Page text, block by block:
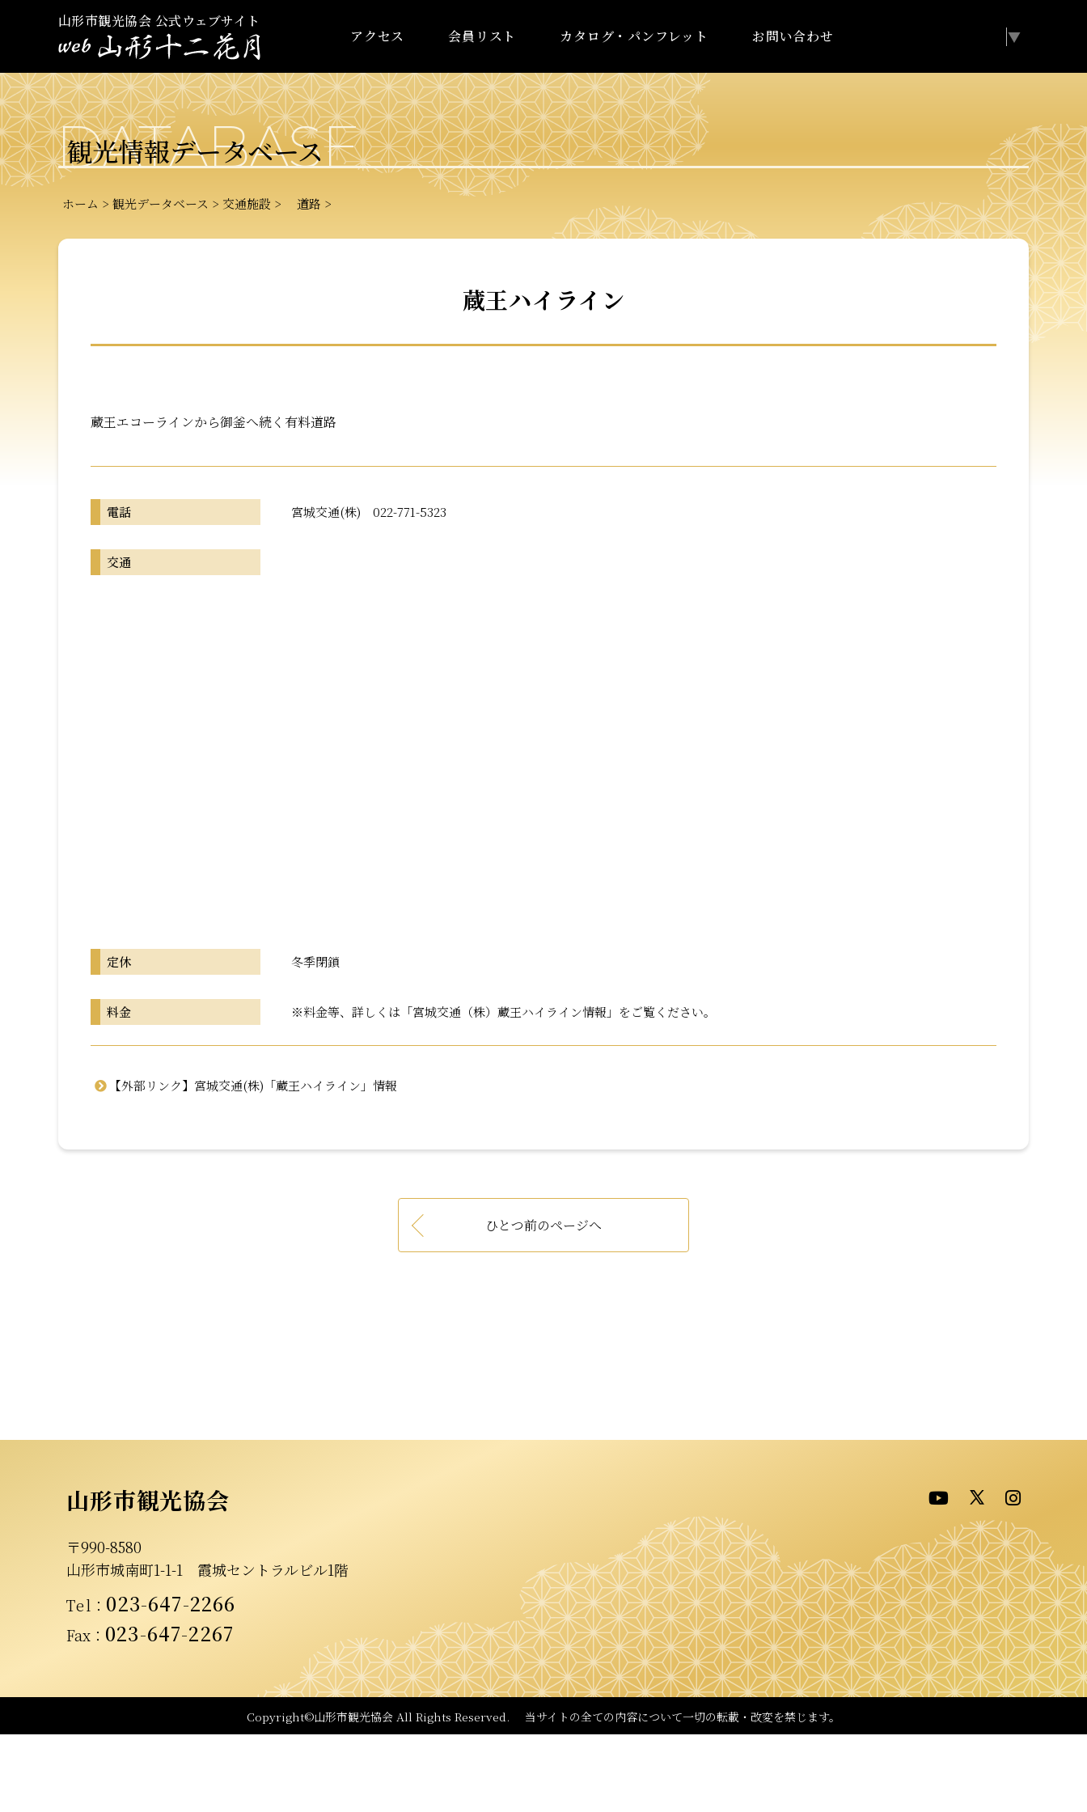
山形市観光協会 公式ウェブサイト
▼
アクセス 会員リスト カタログ・パンフレット お問い合わせ
観光情報データベース
DATABASE
ホーム 観光データベース 交通施設 道路
蔵王ハイライン
蔵王エコーラインから御釜へ続く有料道路
電話 宮城交通(株) 022-771-5323
交通
定休 冬季閉鎖
料金 ※料金等、詳しくは「宮城交通（株）蔵王ハイライン情報」をご覧ください。
【外部リンク】宮城交通(株)「蔵王ハイライン」情報
ひとつ前のページへ
山形市観光協会
〒990-8580
山形市城南町1-1-1 霞城セントラルビル1階
Tel ： 023-647-2266
Fax： 023-647-2267
Copyright©山形市観光協会 All Rights Reserved. 当サイトの全ての内容について一切の転載・改変を禁じます。